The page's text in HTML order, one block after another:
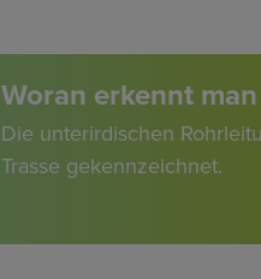
Woran erkennt
Die unterirdischen
Trasse gekennzeichnet.